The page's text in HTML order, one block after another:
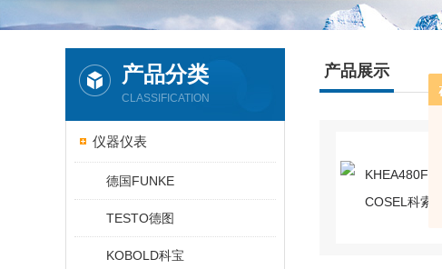
产品分类
CLASSIFICATION
仪器仪表
德国FUNKE
TESTO德图
KOBOLD科宝
产品展示